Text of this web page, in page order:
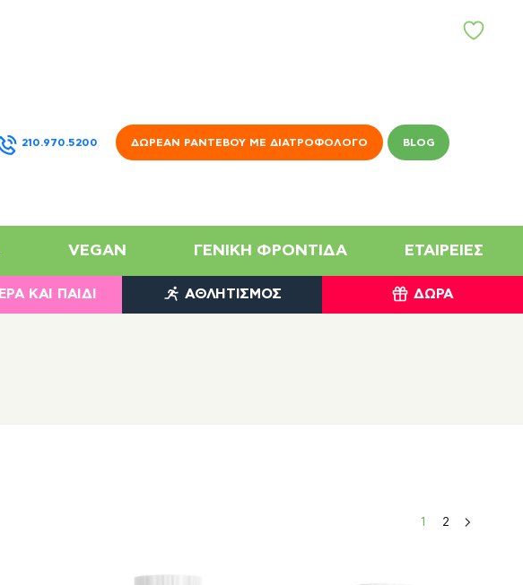
210.970.5200 ΔΩΡΕΆΝ ΡΑΝΤΕΒΟΎ ΜΕ ΔΙΑΤΡΟΦΟΛΌΓΟ BLOG
ΑΓ
VEGAN ΓΕΝΙΚΉ ΦΡΟΝΤΊΔΑ ΕΤΑΙΡΕΊΕΣ
ΚΑΙ ΠΑΙΔΊ ΑΘΛΗΤΙΣΜΌΣ ΔΏΡΑ
1 2